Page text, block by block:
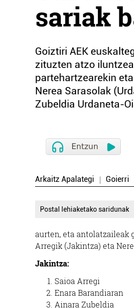
sariak
Goiztiri AEK
zituzten atzo
partehartzearekin
Nerea Sarasolak
Zubeldia Urdaneta-
Arkaitz Apalategi Goierri
Postal lehiaketako saridunak
aurten, eta antolatzaileak
Arregik (Jakintza) eta
Jakintza:
Saioa Arregi
Enara Barandiaran
Ainara Zubeldia